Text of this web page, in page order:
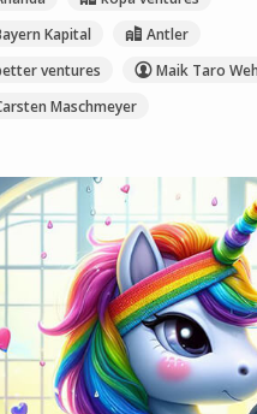
Kapital
Antler
ventures
Maik Taro
Maschmeyer